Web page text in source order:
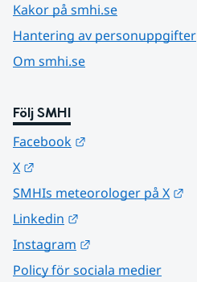
Kakor på smhi.se
Hantering av personuppgifter
Om smhi.se
Följ SMHI
Facebook
X
SMHIs meteorologer på X
Linkedin
Instagram
Policy för sociala medier